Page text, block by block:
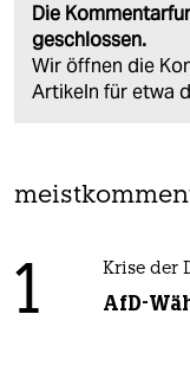
Die
geschlossen.
Wir öffnen die
Artikeln für etwa
1 Krise der
AfD-